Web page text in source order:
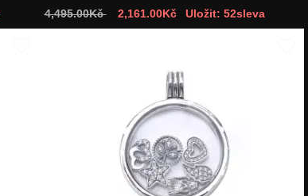
4,495.00Kč 2,161.00Kč Uložit: 52sleva